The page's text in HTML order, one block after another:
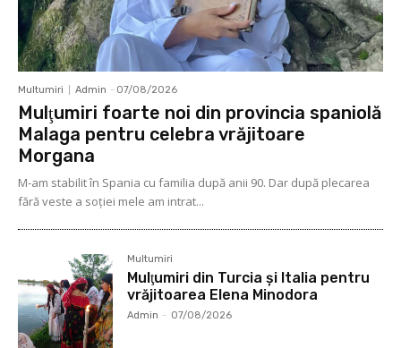
Multumiri Admin - 07/08/2026
Mulţumiri foarte noi din provincia spaniolă
Malaga pentru celebra vrăjitoare
Morgana
M-am stabilit în Spania cu familia după anii 90. Dar după plecarea
fără veste a soţiei mele am intrat...
Multumiri
Mulţumiri din Turcia și Italia pentru
vrăjitoarea Elena Minodora
Admin - 07/08/2026